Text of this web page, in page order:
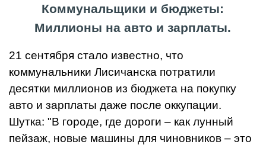
Коммунальщики и бюджеты:
Миллионы на авто и зарплаты.
21 сентября стало известно, что
коммунальники Лисичанска потратили
десятки миллионов из бюджета на покупку
авто и зарплаты даже после оккупации.
Шутка: "В городе, где дороги – как лунный
пейзаж, новые машины для чиновников – это